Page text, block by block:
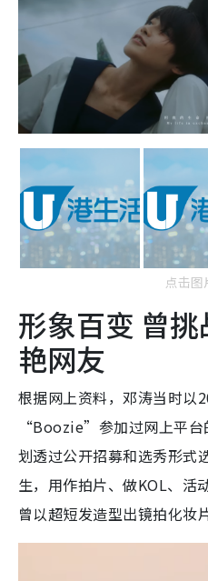
点击图
形象百变 曾
艳网友
根据网上资料，邓涛当时以
“Boozie”参加过网上平台
划透过公开招募和选秀形式
生，用作拍片、做KOL、活
曾以超短发造型出镜拍化